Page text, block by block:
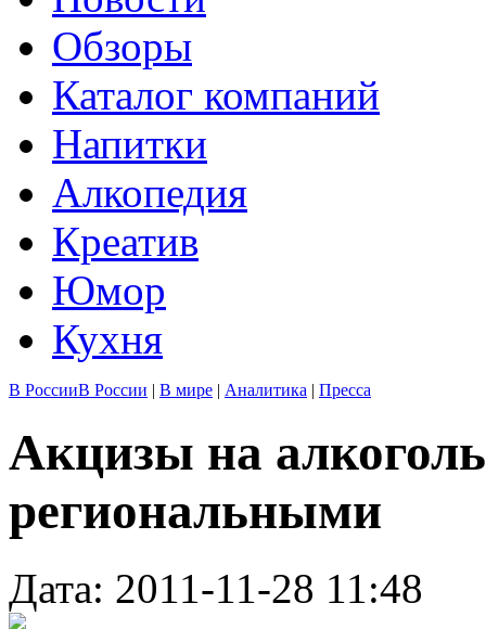
Обзоры
Каталог компаний
Напитки
Алкопедия
Креатив
Юмор
Кухня
В РоссииВ России | В мире | Аналитика | Пресса
Акцизы на
региональными
Дата: 2011-11-28 11:48